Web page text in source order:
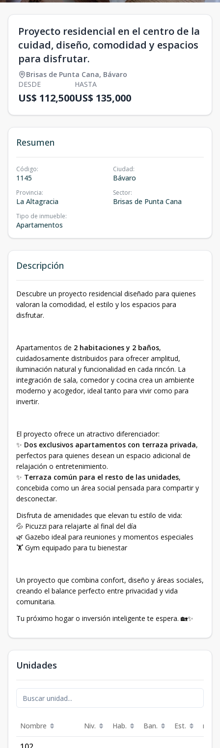
Proyecto residencial en el centro de la
cuidad, diseño, comodidad y espacios
para disfrutar.
Brisas de Punta Cana, Bávaro
DESDE
US$ 112,500
HASTA
US$ 135,000
Resumen
Código:
1145
Ciudad:
Bávaro
Provincia:
La Altagracia
Sector:
Brisas de Punta Cana
Tipo de inmueble:
Apartamentos
Descripción
Descubre un proyecto residencial diseñado para quienes
valoran la comodidad, el estilo y los espacios para
disfrutar.
Apartamentos de 2 habitaciones y 2 baños,
cuidadosamente distribuidos para ofrecer amplitud,
iluminación natural y funcionalidad en cada rincón. La
integración de sala, comedor y cocina crea un ambiente
moderno y acogedor, ideal tanto para vivir como para
invertir.
El proyecto ofrece un atractivo diferenciador:
✨ Dos exclusivos apartamentos con terraza privada,
perfectos para quienes desean un espacio adicional de
relajación o entretenimiento.
✨ Terraza común para el resto de las unidades,
concebida como un área social pensada para compartir y
desconectar.
Disfruta de amenidades que elevan tu estilo de vida:
💦 Picuzzi para relajarte al final del día
🌿 Gazebo ideal para reuniones y momentos especiales
🏋️ Gym equipado para tu bienestar
Un proyecto que combina confort, diseño y áreas sociales,
creando el balance perfecto entre privacidad y vida
comunitaria.
Tu próximo hogar o inversión inteligente te espera. 🏡✨
Unidades
Nombre Niv. Hab. Ban. Est. m²